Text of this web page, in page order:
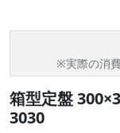
※実際の消
箱型定盤
3030